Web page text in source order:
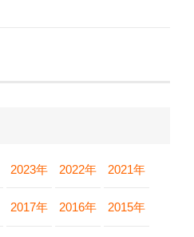
2023年 2022年 2021年
2017年 2016年 2015年